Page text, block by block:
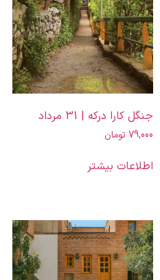
جنگل کارا درکه | 31 مرداد
79,000تومان
اطلاعات بیشتر